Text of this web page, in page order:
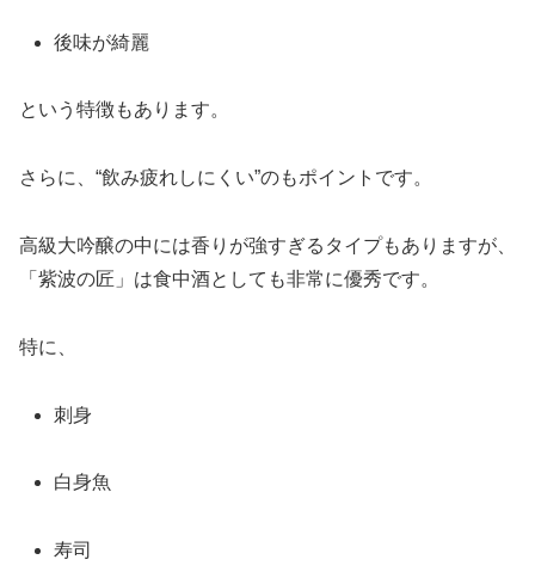
後味が綺麗
という特徴もあります。
さらに、“飲み疲れしにくい”のもポイントです。
高級大吟醸の中には香りが強すぎるタイプもありますが、
「紫波の匠」は食中酒としても非常に優秀です。
特に、
刺身
白身魚
寿司